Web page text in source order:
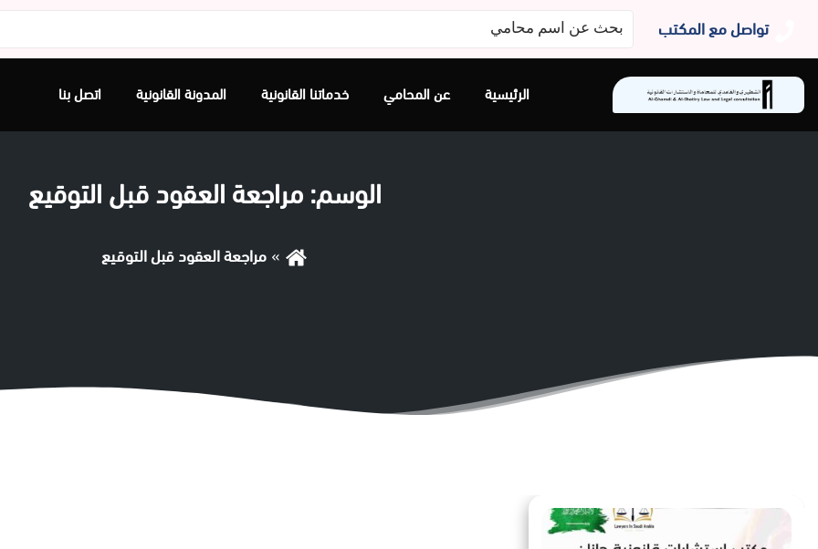
تواصل مع المكتب
البحث
عن:
الرئيسية عن المحامي خدماتنا القانونية المدونة القانونية اتصل بنا
الوسم:مراجعة العقود قبل التوقيع
مراجعة العقود قبل التوقيع